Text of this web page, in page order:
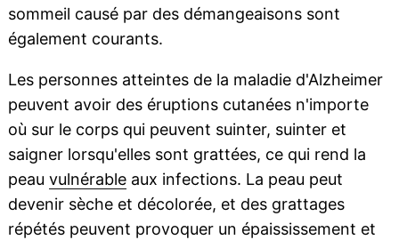
sommeil causé par des démangeaisons sont
également courants.
Les personnes atteintes de la maladie d'Alzheimer
peuvent avoir des éruptions cutanées n'importe
où sur le corps qui peuvent suinter, suinter et
saigner lorsqu'elles sont grattées, ce qui rend la
peau vulnérableaux infections. La peau peut
devenir sèche et décolorée, et des grattages
répétés peuvent provoquer un épaississement et